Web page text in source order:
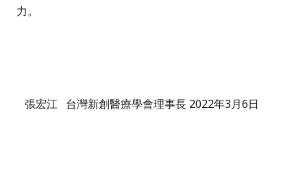
力。
張宏江 台灣新創醫療學會理事長 2022年3月6日